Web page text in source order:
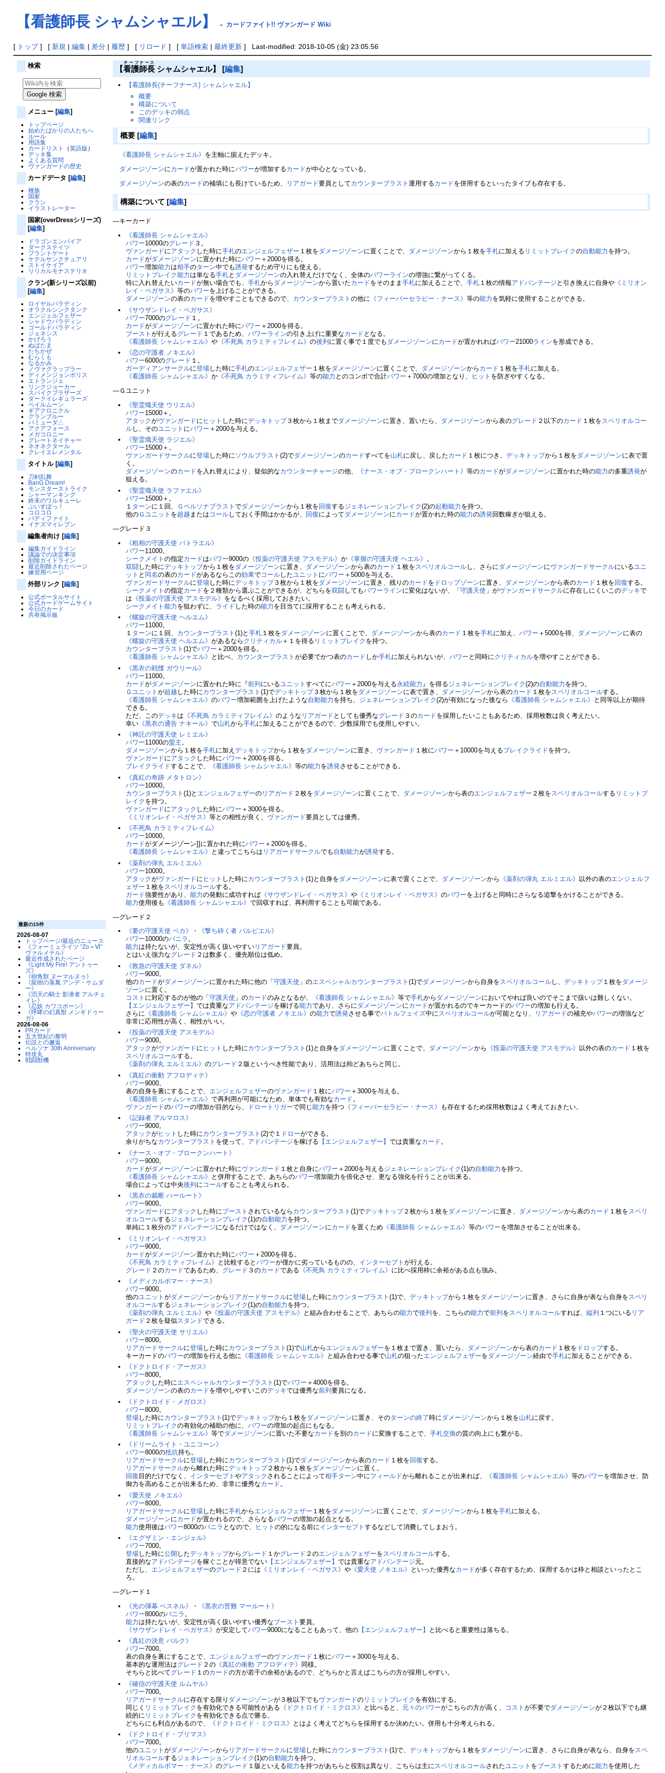
【看護師長 シャムシャエル】 - カードファイト!! ヴァンガード Wiki
[ トップ] [ 新規 | 編集| 差分| 履歴] [ リロード ] [ 単語検索| 最終更新] Last-modified: 2018-10-05 (金) 23:05:56
検索
メニュー [編集]
トップページ
始めたばかりの人たちへ
ルール
用語集
カードリスト
（英語版 ）
デッキ集
よくある質問
ヴァンガードの歴史
カードデータ [編集]
種族
国家
クラン
イラストレーター
国家(overDressシリーズ)
[編集]
ドラゴンエンパイア
ダークステイツ
ブラントゲート
ケテルサンクチュアリ
ストイケイア
リリカルモナステリオ
クラン(新シリーズ以前)
[編集]
ロイヤルパラディン
オラクルシンクタンク
エンジェルフェザー
シャドウパラディン
ゴールドパラディン
ジェネシス
かげろう
ぬばたま
たちかぜ
むらくも
なるかみ
ノヴァグラップラー
ディメンジョンポリス
エトランジェ
リンクジョーカー
スパイクブラザーズ
ダークイレギュラーズ
ペイルムーン
ギアクロニクル
グランブルー
バミューダ△
アクアフォース
メガコロニー
グレートネイチャー
ネオネクタール
クレイエレメンタル
タイトル [編集]
刀剣乱舞
BanG Dream!
モンスターストライク
シャーマンキング
終末のワルキューレ
ぶいすぽっ！
コロコロ
バディファイト
イナズマイレブン
編集者向け [編集]
編集ガイドライン
議論での決定事項
削除ガイドライン
最近削除されたページ
練習用ページ
外部リンク [編集]
公式ポータルサイト
公式カードゲームサイト
今日のカード
共有掲示板
最新の15件
2026-08-07
トップページ/最近のニュース
《フォーミュライツ “Zo＝Ⅵ”
ヴァルメテル》
最近作成されたページ
《Light My Fire! アントゥー
ズ》
《樹角獣 ヌーマルヌゥ》
《龍樹の落胤 アンデ・ケムダ
ー》
《滔天の騎士 影潜者 アルチェ
イレ》
《忍妖 カワコボーシ》
《呼哮の幻真獣 メンギドゥー
ガ》
2026-08-06
PRカード
五大世紀の黎明
伝説との邂逅
ペルソナ 30th Anniversary
特攻丸
戦闘獣機
【看護師長
チーフナース
シャムシャエル】 [編集]
【看護師長(チーフナース) シャムシャエル】
概要
構築について
このデッキの弱点
関連リンク
概要 [編集]
《看護師長 シャムシャエル》 を主軸に据えたデッキ。
ダメージゾーンにカードが置かれた時にパワーが増加するカードが中心となっている。
ダメージゾーンの表のカードの補填にも長けているため、 リアガード要員としてカウンターブラスト運用するカードを併用するといったタイプも存在する。
構築について [編集]
―キーカード
《看護師長 シャムシャエル》
パワー10000のグレード ３。
ヴァンガードにアタック した時に手札のエンジェルフェザー １枚をダメージゾーンに置くことで、 ダメージゾーンから１枚を手札に加える リミットブレイクの自動能力 を持つ。
カードがダメージゾーンに置かれた時にパワー ＋2000を得る。
パワー増加能力 は相手のターン中でも誘発するため守りにも使える。
リミットブレイク能力 は単なる手札と ダメージゾーンの入れ替えだけでなく、全体のパワーラインの増強に繋がってくる。
特に入れ替えたいカードが無い場合でも、手札から ダメージゾーンから置いたカードをそのまま手札に加えることで、手札 １枚の情報アドバンテージ と引き換えに自身や 《ミリオン
レイ・ペガサス》等のパワーを上げることができる。
ダメージゾーンの表のカードを増やすこともできるので、 カウンターブラストの他に 《フィーバーセラピー・ナース》等の能力 を気軽に使用することができる。
《サウザンドレイ・ペガサス》
パワー7000のグレード １。
カードがダメージゾーンに置かれた時にパワー ＋2000を得る。
ブーストが行えるグレード １であるため、パワーラインの引き上げに重要なカード となる。
《看護師長 シャムシャエル》や 《不死鳥 カラミティフレイム》の後列に置く事で１度でも ダメージゾーンにカードが置かれればパワー21000ラインを形成できる。
《恋の守護者 ノキエル》
パワー6000のグレード １。
ガーディアンサークルに登場した時に手札のエンジェルフェザー １枚をダメージゾーンに置くことで、 ダメージゾーンから カード １枚を手札に加える。
《看護師長 シャムシャエル》か 《不死鳥 カラミティフレイム》等の能力 とのコンボで合計パワー ＋7000の増加となり、 ヒット を防ぎやすくなる。
―Ｇユニット
《聖霊熾天使 ウリエル》
パワー15000＋。
アタックがヴァンガードに ヒット した時にデッキトップ３枚から１枚までダメージゾーンに置き、置いたら、 ダメージゾーンから表のグレード ２以下のカード １枚を スペリオルコー
ルし、そのユニット にパワー ＋2000を与える。
《聖霊熾天使 ラジエル》
パワー15000＋。
ヴァンガードサークルに登場した時に ソウルブラスト(2)でダメージゾーンのカードすべてを山札に戻し、戻したカード １枚につき、デッキトップから１枚をダメージゾーンに表で置
く。
ダメージゾーンのカードを入れ替えにより、疑似的なカウンターチャージの他、 《ナース・オブ・ブロークンハート》等のカードがダメージゾーンに置かれた時の能力の多重誘発が
狙える。
《聖霊熾天使 ラファエル》
パワー15000＋。
１ ターンに１回、 Ｇペルソナブラストでダメージゾーンから１枚を 回復するジェネレーションブレイク(2)の起動能力 を持つ。
他の Ｇユニット を超越 または コールしておく手間はかかるが、 回復によってダメージゾーンにカードが置かれた時の能力の誘発回数稼ぎが狙える。
―グレード３
《粗相の守護天使 バトラエル》
パワー11000。
シークメイトの指定カードはパワー9000の 《投薬の守護天使 アスモデル》か 《掌握の守護天使 ヘエル》 。
双闘 した時にデッキトップから１枚をダメージゾーンに置き、 ダメージゾーンから表のカード １枚を スペリオルコールし、さらにダメージゾーンにヴァンガードサークルにいるユニ
ット と 同名の表のカードがあるならこの効果でコールしたユニット にパワー ＋5000を与える。
ヴァンガードサークルに登場した時にデッキトップ３枚から１枚をダメージゾーンに置き、残りのカードを ドロップゾーンに置き、 ダメージゾーンから表のカード １枚を 回復する。
シークメイトの指定カードを２種類から選ぶことができるが、どちらを双闘 してもパワーラインに変化はないが、「守護天使 」がヴァンガードサークルに存在しにくいこのデッキで
は 《投薬の守護天使 アスモデル》 をなるべく採用しておきたい。
シークメイト能力 を狙わずに、 ライド した時の能力 を目当てに採用することも考えられる。
《螺旋の守護天使 ヘルエム》
パワー11000。
１ ターンに１回、 カウンターブラスト(1)と手札 １枚をダメージゾーンに置くことで、 ダメージゾーンから表のカード １枚を手札に加え、パワー ＋5000を得、 ダメージゾーンに表の
《螺旋の守護天使 ヘルエム》があるなら クリティカル ＋１を得る リミットブレイク を持つ。
カウンターブラスト(1)でパワー ＋2000を得る。
《看護師長 シャムシャエル》 と比べ、 カウンターブラストが必要でかつ表のカード しか手札に加えられないが、パワー と同時にクリティカルを増やすことができる。
《黒衣の戦慄 ガウリール》
パワー11000。
カードがダメージゾーンに置かれた時に『前列にいるユニットすべてにパワー ＋2000を与える永続能力 』を得るジェネレーションブレイク(2)の自動能力 を持つ。
Ｇユニットが超越 した時にカウンターブラスト(1)でデッキトップ３枚から１枚をダメージゾーンに表で置き、 ダメージゾーンから表のカード １枚を スペリオルコールする。
《看護師長 シャムシャエル》のパワー増加範囲を上げたような自動能力 を持ち、 ジェネレーションブレイク(2)が有効になった後なら 《看護師長 シャムシャエル》 と同等以上が期待
できる。
ただ、このデッキは 《不死鳥 カラミティフレイム》のような リアガード としても優秀なグレード ３のカードを採用したいこともあるため、採用枚数は良く考えたい。
幸い 《黒衣の通告 ナキール》で山札から手札に加えることができるので、少数採用でも使用しやすい。
《神託の守護天使 レミエル》
パワー11000の盟主。
ダメージゾーンから１枚を手札に加えデッキトップから１枚をダメージゾーンに置き、 ヴァンガード １枚にパワー ＋10000を与えるブレイクライドを持つ。
ヴァンガードにアタック した時にパワー ＋2000を得る。
ブレイクライドすることで、 《看護師長 シャムシャエル》等の能力 を誘発させることができる。
《真紅の奇跡 メタトロン》
パワー10000。
カウンターブラスト(1)と エンジェルフェザーの リアガード ２枚をダメージゾーンに置くことで、 ダメージゾーンから表のエンジェルフェザー ２枚を スペリオルコールする リミットブ
レイク を持つ。
ヴァンガードにアタック した時にパワー ＋3000を得る。
《ミリオンレイ・ペガサス》等との相性が良く、 ヴァンガード要員としては優秀。
《不死鳥 カラミティフレイム》
パワー10000。
カードがダメージゾーン]]に置かれた時にパワー ＋2000を得る。
《看護師長 シャムシャエル》 と違ってこちらは リアガードサークルでも 自動能力が誘発する。
《薬剤の弾丸 エルミエル》
パワー10000。
アタックがヴァンガードに ヒット した時にカウンターブラスト(1)と自身をダメージゾーンに表で置くことで、 ダメージゾーンから 《薬剤の弾丸 エルミエル》 以外の表のエンジェルフ
ェザー １枚を スペリオルコールする。
ガード強要性があり、能力の発動に成功すれば 《サウザンドレイ・ペガサス》や 《ミリオンレイ・ペガサス》のパワーを上げると同時にさらなる追撃をかけることができる。
能力使用後も 《看護師長 シャムシャエル》で回収すれば、再利用することも可能である。
―グレード２
《要の守護天使 ベカ》
・
《撃ち砕く者 バルビエル》
パワー10000のバニラ 。
能力 は持たないが、安定性が高く扱いやすい リアガード要員。
とはいえ強力なグレード ２は数多く、優先順位は低め。
《救急の守護天使 ダネル》
パワー9000。
他のカードがダメージゾーンに置かれた時に他の「守護天使 」のエスペシャルカウンターブラスト(1)でダメージゾーンから自身を スペリオルコールし、デッキトップ１枚をダメージ
ゾーンに置く。
コスト に対応するのが他の「守護天使 」のカードのみとなるが、 《看護師長 シャムシャエル》等で手札から ダメージゾーンにおいてやれば良いのでそこまで扱いは難しくない。
【エンジェルフェザー】では貴重なアドバンテージを稼げる能力であり、さらにダメージゾーンにカードが置かれるのでキーカードのパワーの増加も行える。
さらに 《看護師長 シャムシャエル》や 《恋の守護者 ノキエル》の能力で誘発させる事でバトルフェイズ中に スペリオルコールが可能となり、 リアガードの補充やパワーの増強など
非常に応用性が高く、相性がいい。
《投薬の守護天使 アスモデル》
パワー9000。
アタックがヴァンガードに ヒット した時にカウンターブラスト(1)と自身をダメージゾーンに置くことで、 ダメージゾーンから 《投薬の守護天使 アスモデル》 以外の表のカード １枚を
スペリオルコールする。
《薬剤の弾丸 エルミエル》のグレード ２版というべき性能であり、活用法は殆どあちらと同じ。
《真紅の衝動 アフロディテ》
パワー9000。
表の自身を裏にすることで、 エンジェルフェザーのヴァンガード １枚にパワー ＋3000を与える。
《看護師長 シャムシャエル》で再利用が可能になため、単体でも有効なカード 。
ヴァンガードのパワーの増加が目的なら、 ドロートリガーで同じ能力 を持つ 《フィーバーセラピー・ナース》 も存在するため採用枚数はよく考えておきたい。
《記録者 アルマロス》
パワー9000。
アタックがヒット した時にカウンターブラスト(2)で１ ドローができる。
余りがちなカウンターブラスト を使って、 アドバンテージを稼げる 【エンジェルフェザー】では貴重なカード。
《ナース・オブ・ブロークンハート》
パワー9000。
カードがダメージゾーンに置かれた時にヴァンガード １枚と自身にパワー ＋2000を与えるジェネレーションブレイク(1)の自動能力 を持つ。
《看護師長 シャムシャエル》 と併用することで、あちらのパワー増加能力を倍化させ、更なる強化を行うことが出来る。
場合によっては中央後列 に コールすることも考えられる。
《黒衣の裁断 ハールート》
パワー9000。
ヴァンガードにアタック した時にブースト されているなら カウンターブラスト(1)でデッキトップ２枚から１枚をダメージゾーンに置き、 ダメージゾーンから表のカード １枚をスペリ
オルコールするジェネレーションブレイク(1)の自動能力 を持つ。
単純に１枚分のアドバンテージになるだけではなく、 ダメージゾーンにカードを置くため 《看護師長 シャムシャエル》等のパワーを増加させることが出来る。
《ミリオンレイ・ペガサス》
パワー9000。
カードがダメージゾーン置かれた時にパワー ＋2000を得る。
《不死鳥 カラミティフレイム》 と比較するとパワーが僅かに劣っているものの、 インターセプトが行える。
グレード ２のカードであるため、 グレード ３のカードである 《不死鳥 カラミティフレイム》 に比べ採用枠に余裕がある点も強み。
《メディカルボマー・ナース》
パワー9000。
他のユニットがダメージゾーンから リアガードサークルに登場した時にカウンターブラスト(1)で、デッキトップから１枚をダメージゾーンに置き、さらに自身が表なら自身をスペリ
オルコールするジェネレーションブレイク(1)の自動能力 を持つ。
《薬剤の弾丸 エルミエル》や 《投薬の守護天使 アスモデル》 と組み合わせることで、あちらの能力で後列 を、こちらの能力で前列 をスペリオルコールすれば、縦列 １つにいる リア
ガード ２枚を疑似スタンドできる。
《聖火の守護天使 サリエル》
パワー8000。
リアガードサークルに登場した時にカウンターブラスト(1)で山札から エンジェルフェザーを１枚まで置き、置いたら、 ダメージゾーンから表のカード １枚を ドロップする。
キーカードのパワーの増加を行える他に 《看護師長 シャムシャエル》 と組み合わせる事で山札の狙ったエンジェルフェザーをダメージゾーン経由で手札に加えることができる。
《ドクトロイド・アーガス》
パワー8000。
アタック した時にエスペシャルカウンターブラスト(1)でパワー ＋4000を得る。
ダメージゾーンの表のカードを増やしやすいこのデッキでは優秀な前列要員になる。
《ドクトロイド・メガロス》
パワー8000。
登場した時にカウンターブラスト(1)でデッキトップから１枚をダメージゾーンに置き、そのターンの終了時にダメージゾーンから１枚を山札に戻す。
リミットブレイクの有効化の補助の他に、パワーの増加の起点にもなる。
《看護師長 シャムシャエル》等でダメージゾーンに置いた不要なカードを別のカードに変換することで、手札交換の質の向上にも繋がる。
《ドリームライト・ユニコーン》
パワー8000の抵抗持ち。
リアガードサークルに登場した時にカウンターブラスト(1)でダメージゾーンから表のカード １枚を 回復する。
リアガードサークルから離れた時にデッキトップ２枚から１枚をダメージゾーンに置く。
回復 目的だけでなく、 インターセプトやアタック されることによって相手ターン中にフィールドから離れることが出来れば、 《看護師長 シャムシャエル》等のパワーを増加させ、防
御力を高めることが出来るため、非常に優秀なカード。
《愛天使 ノキエル》
パワー8000。
リアガードサークルに登場した時に手札から エンジェルフェザー １枚をダメージゾーンに置くことで、 ダメージゾーンから１枚を手札に加える。
ダメージゾーンにカードが置かれるので、さらなるパワーの増加の起点となる。
能力使用後はパワー8000のバニラ となので、 ヒットの的になる前にインターセプトするなどして消費してしまおう。
《エグザミン・エンジェル》
パワー7000。
登場した時に公開 したデッキトップから グレード １かグレード ２のエンジェルフェザーをスペリオルコールする。
直接的なアドバンテージを稼ぐことが得意でない 【エンジェルフェザー】では貴重なアドバンテージ元。
ただし、 エンジェルフェザーのグレード ２には 《ミリオンレイ・ペガサス》や 《愛天使 ノキエル》 といった優秀なカードが多く存在するため、採用するかは枠と相談といったとこ
ろ。
―グレード１
《光の弾幕 ベスネル》
・
《黒衣の苦難 マールート》
パワー8000のバニラ 。
能力 は持たないが、安定性が高く扱いやすい優秀なブースト要員。
《サウザンドレイ・ペガサス》が安定してパワー9000になることもあって、他の 【エンジェルフェザー】
と比べると重要性は落ちる。
《真紅の決意 バルク》
パワー7000。
表の自身を裏にすることで、 エンジェルフェザーのヴァンガード １枚にパワー ＋3000を与える。
基本的な運用法はグレード ２の 《真紅の衝動 アフロディテ》 同様。
そちらと比べてグレード １のカードの方が若干の余裕があるので、どちらかと言えばこちらの方が採用しやすい。
《確信の守護天使 ルムヤル》
パワー7000。
リアガードサークルに存在する限り ダメージゾーンが３枚以下でも ヴァンガードの リミットブレイク を有効にする。
同じく リミットブレイク を有効化できる可能性がある 《ドクトロイド・ミクロス》 と比べると、 元々のパワーがこちらの方が高く、 コストが不要でダメージゾーンが２枚以下でも継
続的に リミットブレイク を有効化できる点で勝る。
どちらにも利点があるので、
《ドクトロイド・ミクロス》 とはよく考えてどちらを採用するか決めたい。併用も十分考えられる。
《ドクトロイド・プリマス》
パワー7000。
他のユニットがダメージゾーンから リアガードサークルに登場した時にカウンターブラスト(1)で、デッキトップから１枚をダメージゾーンに置き、さらに自身が表なら、自身をスペ
リオルコールするジェネレーションブレイク(1)の自動能力 を持つ。
《メディカルボマー・ナース》のグレード １版といえる能力 を持つがあちらと役割は異なり、こちらは主にスペリオルコールされたユニット をブーストするために能力 を使用した